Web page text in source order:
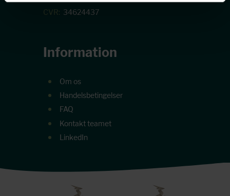
CVR: 34624437
Information
Om os
Handelsbetingelser
FAQ
Kontakt teamet
LinkedIn